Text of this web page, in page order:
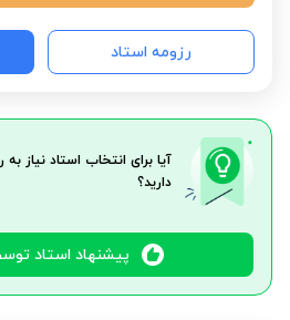
رزومه استاد
آیا برای انتخاب استاد نیاز
دارید؟
پیشنهاد استاد